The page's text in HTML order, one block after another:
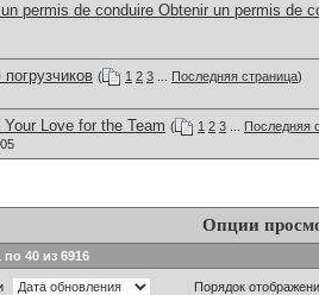
permis de conduire Obtenir un permis de
( 1 2 3 Последняя страница)
Your Love for the Team ( 1 2 3
Последняя
Опции
40 из 6916
Порядок